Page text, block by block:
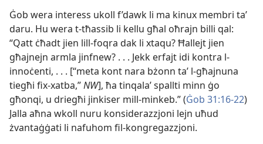
Ġob wera interess ukoll f’dawk li ma kinux membri taʼ
daru. Hu wera t-​tħassib li kellu għal oħrajn billi qal:
“Qatt ċħadt jien lill-​foqra dak li xtaqu? Ħallejt jien
għajnejn armla jinfnew? . . . Jekk erfajt idi kontra l-​
innoċenti, . . . [“meta kont nara bżonn taʼ l-​għajnuna
tiegħi fix-​xatba,”NW], ħa tinqalaʼ spallti minn ġo
għonqi, u driegħi jinkiser mill-​minkeb.” (Ġob 31:​16-22)
Jalla aħna wkoll nuru konsiderazzjoni lejn uħud
żvantaġġati li nafuhom fil-​kongregazzjoni.